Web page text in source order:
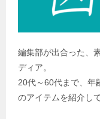
編集部が出合った、
ディア。
20代～60代まで、年
のアイテムを紹介し